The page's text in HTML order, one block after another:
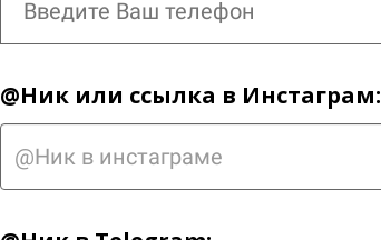
@Ник или ссылка в Инстаграм: